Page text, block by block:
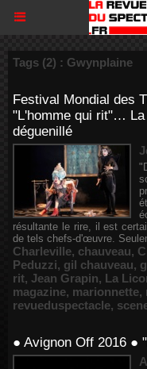
Tags (2) : Gwynplaine
Festival Mondial des
"L'homme qui rit"…
déguenillé
résultante le rire, il est
de tels chefs-d'œuvre.
Charleville, chauveau,
Peduzzi, gil chauveau,
rit, Jean Grapin, La
magazine, marionnette,
revueduspectacle,
● Avignon Off 2016 ●